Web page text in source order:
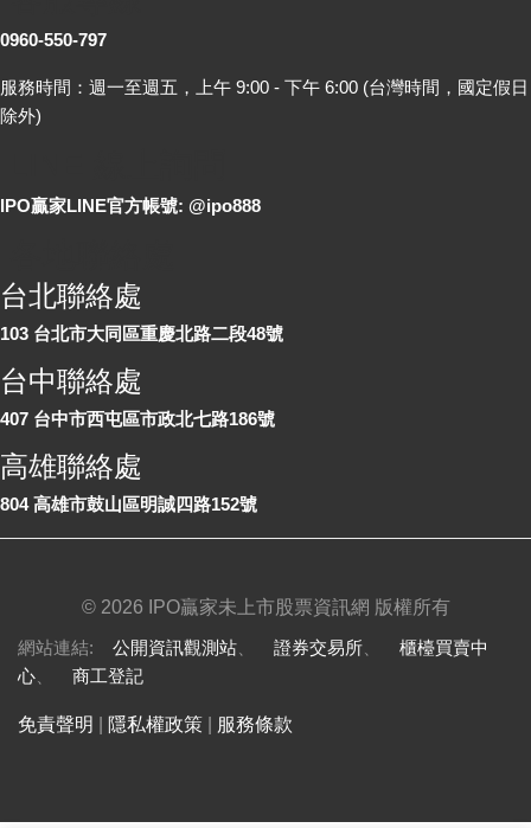
0960-550-797
服務時間：週一至週五，上午 9:00 - 下午 6:00 (台灣時間，國定假日
除外)
IPO贏家LINE官方帳號: @ipo888
台北聯絡處
103 台北市大同區重慶北路二段48號
台中聯絡處
407 台中市西屯區市政北七路186號
高雄聯絡處
804 高雄市鼓山區明誠四路152號
© 2026 IPO贏家未上市股票資訊網 版權所有
網站連結: 公開資訊觀測站 證券交易所
櫃檯買賣中
心
商工登記
免責聲明 隱私權政策 服務條款